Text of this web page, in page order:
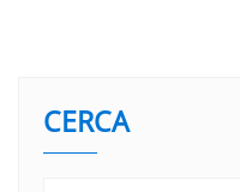
CERCA